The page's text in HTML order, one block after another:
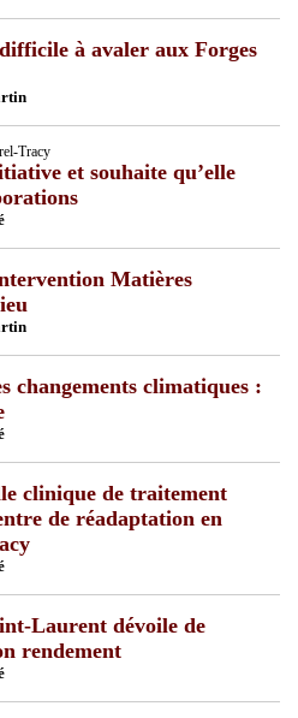
à avaler aux Forges
Tracy
et souhaite qu’elle
Matières
changements climatiques :
clinique de traitement
de réadaptation en
Laurent dévoile de
rendement